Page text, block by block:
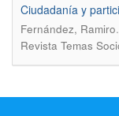
Ciudadaní­a y
Fernández, Ramiro.
Revista Temas